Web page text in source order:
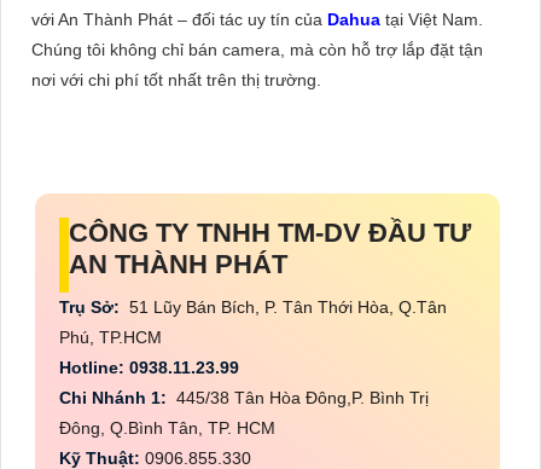
với An Thành Phát – đối tác uy tín của Dahua tại Việt Nam.
Chúng tôi không chỉ bán camera, mà còn hỗ trợ lắp đặt tận
nơi với chi phí tốt nhất trên thị trường.
CÔNG TY TNHH TM-DV ĐẦU TƯ
AN THÀNH PHÁT
Trụ Sở: 51 Lũy Bán Bích, P. Tân Thới Hòa, Q.Tân
Phú, TP.HCM
Hotline: 0938.11.23.99
Chi Nhánh 1: 445/38 Tân Hòa Đông,P. Bình Trị
Đông, Q.Bình Tân, TP. HCM
Kỹ Thuật: 0906.855.330